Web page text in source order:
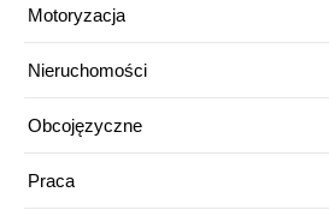
Motoryzacja
Nieruchomości
Obcojęzyczne
Praca